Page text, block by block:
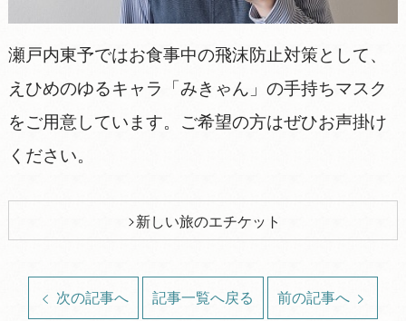
瀬戸内東予ではお食事中の飛沫防止対策として、
えひめのゆるキャラ「みきゃん」の手持ちマスク
をご用意しています。ご希望の方はぜひお声掛け
ください。
新しい旅のエチケット
次の記事へ 記事一覧へ戻る 前の記事へ